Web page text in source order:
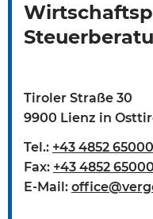
Tiroler Straße 30
9900 Lienz in
Tel.: +43 4852 65000
Fax: +43 4852
E-Mail: